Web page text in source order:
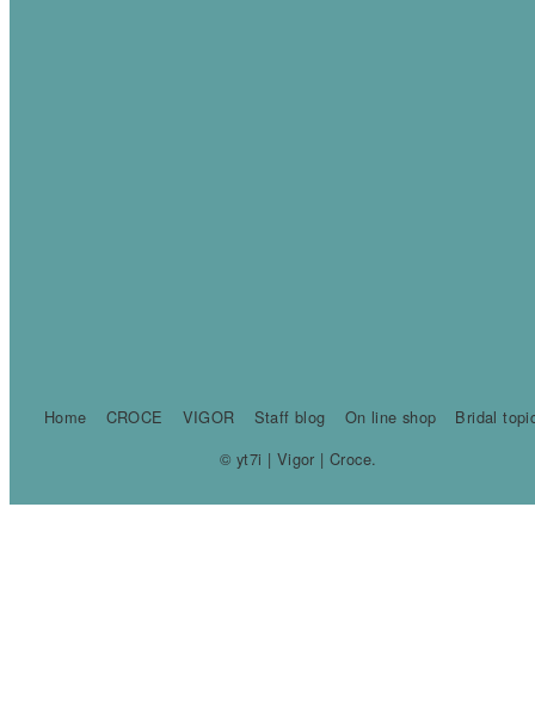
Home CROCE VIGOR Staff blog On line shop
Bridal
© yt7i | Vigor | Croce.